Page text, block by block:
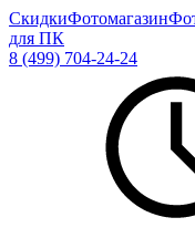
СкидкиФотомагазин
для ПК
8 (499) 704-24-24